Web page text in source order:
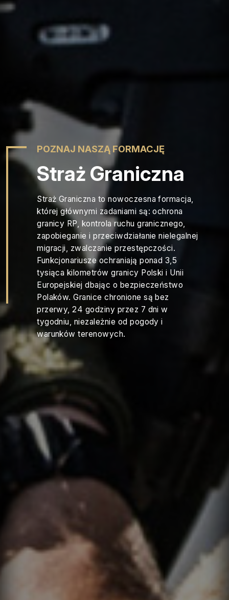
POZNAJ NASZĄ FORMACJĘ
Straż Graniczna
Straż Graniczna to nowoczesna formacja,
której głównymi zadaniami są: ochrona
granicy RP, kontrola ruchu granicznego,
zapobieganie i przeciwdziałanie nielegalnej
migracji, zwalczanie przestępczości.
Funkcjonariusze ochraniają ponad 3,5
tysiąca kilometrów granicy Polski i Unii
Europejskiej dbając o bezpieczeństwo
Polaków. Granice chronione są bez
przerwy, 24 godziny przez 7 dni w
tygodniu, niezależnie od pogody i
warunków terenowych.